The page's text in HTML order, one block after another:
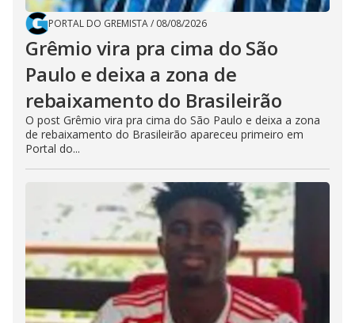
PORTAL DO GREMISTA/ 08/08/2026
Grêmio vira pra cima do São
Paulo e deixa a zona de
rebaixamento do Brasileirão
O post Grêmio vira pra cima do São Paulo e deixa a zona
de rebaixamento do Brasileirão apareceu primeiro em
Portal do...